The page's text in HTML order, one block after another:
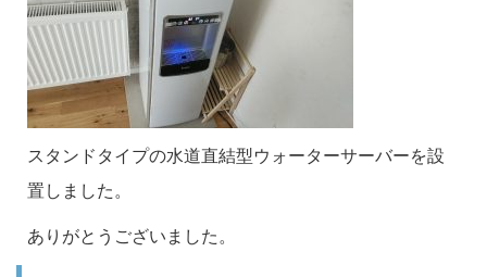
スタンドタイプの水道直結型ウォーターサーバーを設
置しました。
ありがとうございました。